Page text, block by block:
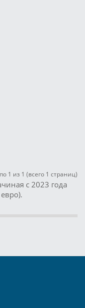
1 из 1 (всего 1 страниц)
с 2023 года